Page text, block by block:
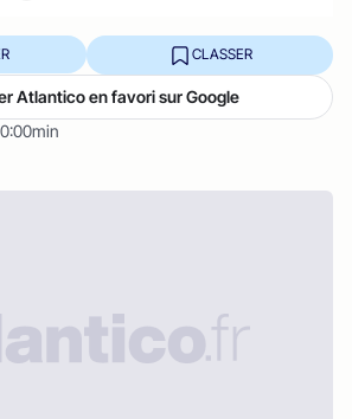
0:00min
CLASSER
Atlantico en favori sur Google